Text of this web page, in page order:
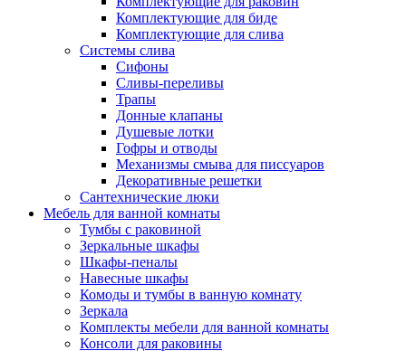
Комплектующие для биде
Комплектующие для слива
Системы слива
Сифоны
Сливы-переливы
Трапы
Донные клапаны
Душевые лотки
Гофры и отводы
Механизмы смыва для писсуаров
Декоративные решетки
Сантехнические люки
Мебель для ванной комнаты
Тумбы с раковиной
Зеркальные шкафы
Шкафы-пеналы
Навесные шкафы
Комоды и тумбы в ванную комнату
Зеркала
Комплекты мебели для ванной комнаты
Консоли для раковины